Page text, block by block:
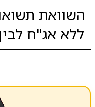
השוואת
ללא אג"ח